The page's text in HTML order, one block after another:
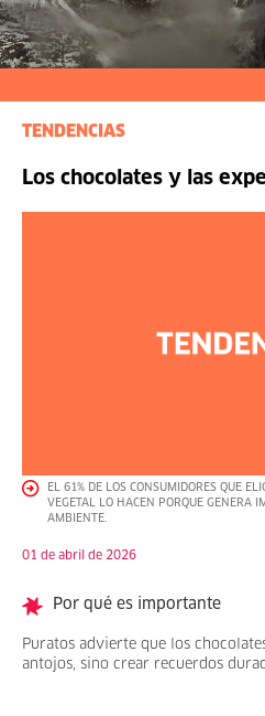
TENDENCIAS
Los chocolates y las
EL 61% DE LOS CONSUMIDORES QUE
VEGETAL LO HACEN PORQUE GENERA
AMBIENTE.
01 de abril de 2026
Por qué es importante
Puratos advierte que los
antojos, sino crear recuerdos